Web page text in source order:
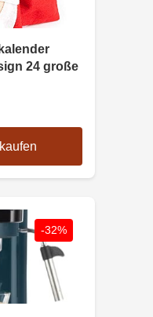
24 große
-32%